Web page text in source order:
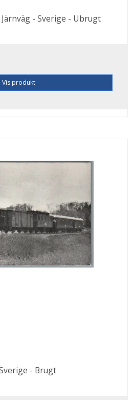
- Sverige - Ubrugt
Vis produkt
- Brugt